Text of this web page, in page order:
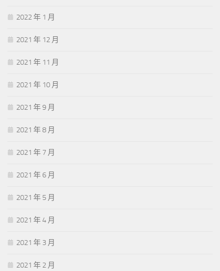
2022 年 1 月
2021 年 12 月
2021 年 11 月
2021 年 10 月
2021 年 9 月
2021 年 8 月
2021 年 7 月
2021 年 6 月
2021 年 5 月
2021 年 4 月
2021 年 3 月
2021 年 2 月